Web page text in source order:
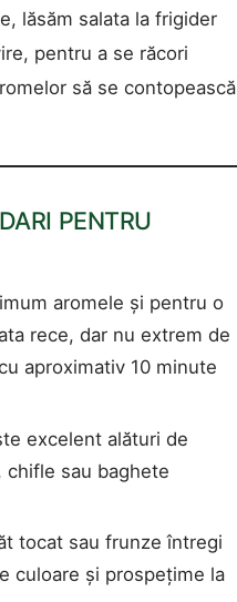
lăsăm salata la frigider
pentru a se răcori
să se contopească
PENTRU
aromele și pentru o
rece, dar nu extrem de
aproximativ 10 minute
excelent alături de
chifle sau baghete
tocat sau frunze întregi
culoare și prospețime la